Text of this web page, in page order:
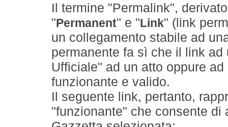
Il termine "Permalink",
" Permanent" e " Link" (link
un collegamento stabile ad
permanente fa sì che il link
Ufficiale" ad un atto oppure
funzionante e valido.
Il seguente link, pertanto,
"funzionante" che consente